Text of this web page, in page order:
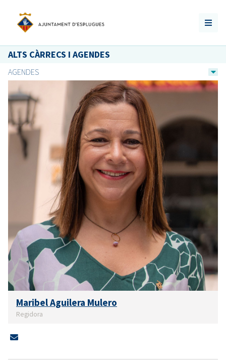
ALTS CÀRRECS I AGENDES
AGENDES
Maribel Aguilera Mulero
Regidora